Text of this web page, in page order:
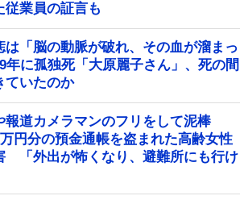
従業員の証言も
は「脳の動脈が破れ、その血が溜まっ
に孤独死「大原麗子さん」、死の間
ていたのか
報道カメラマンのフリをして泥棒
分の預金通帳を盗まれた高齢女性
「外出が怖くなり、避難所にも行け